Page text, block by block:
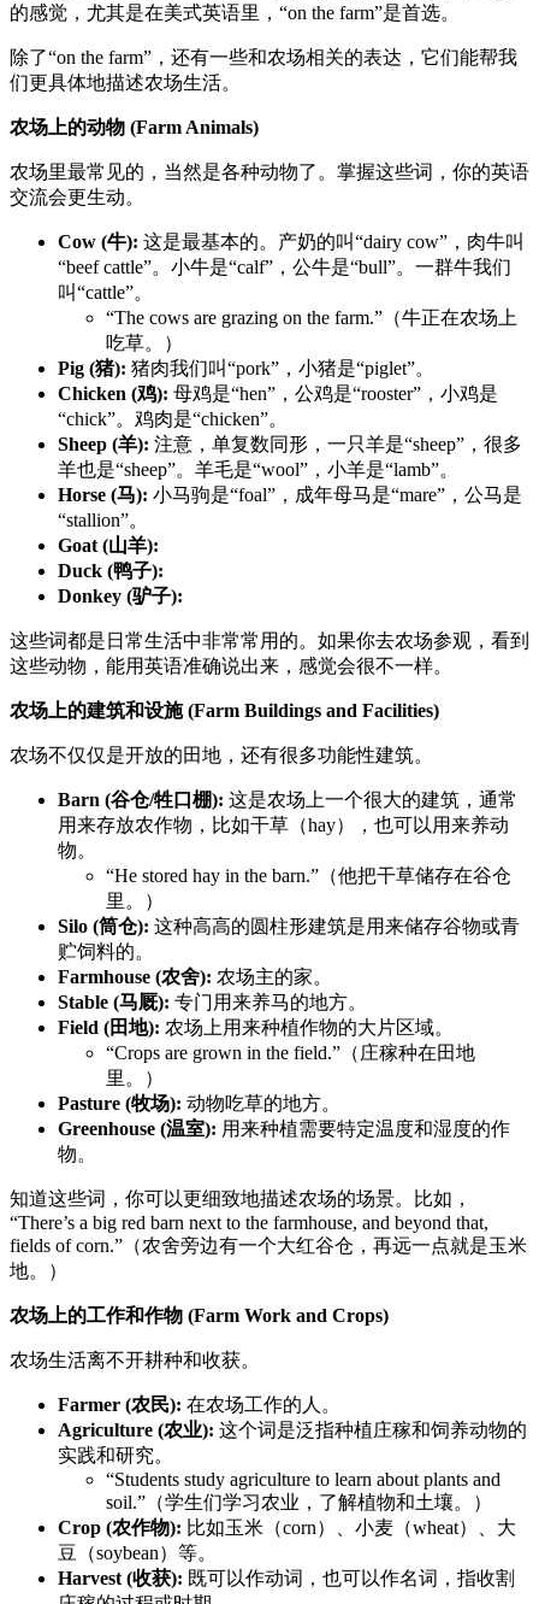
的感觉，尤其是在美式英语里，“on the farm”是首选。
除了“on the farm”，还有一些和农场相关的表达，它们能帮我
们更具体地描述农场生活。
农场上的动物 (Farm Animals)
农场里最常见的，当然是各种动物了。掌握这些词，你的英语
交流会更生动。
Cow (牛): 这是最基本的。产奶的叫“dairy cow”，肉牛叫
“beef cattle”。小牛是“calf”，公牛是“bull”。一群牛我们
叫“cattle”。
“The cows are grazing on the farm.”（牛正在农场上
吃草。）
Pig (猪): 猪肉我们叫“pork”，小猪是“piglet”。
Chicken (鸡): 母鸡是“hen”，公鸡是“rooster”，小鸡是
“chick”。鸡肉是“chicken”。
Sheep (羊): 注意，单复数同形，一只羊是“sheep”，很多
羊也是“sheep”。羊毛是“wool”，小羊是“lamb”。
Horse (马): 小马驹是“foal”，成年母马是“mare”，公马是
“stallion”。
Goat (山羊):
Duck (鸭子):
Donkey (驴子):
这些词都是日常生活中非常常用的。如果你去农场参观，看到
这些动物，能用英语准确说出来，感觉会很不一样。
农场上的建筑和设施 (Farm Buildings and Facilities)
农场不仅仅是开放的田地，还有很多功能性建筑。
Barn (谷仓/牲口棚): 这是农场上一个很大的建筑，通常
用来存放农作物，比如干草（hay），也可以用来养动
物。
“He stored hay in the barn.”（他把干草储存在谷仓
里。）
Silo (筒仓): 这种高高的圆柱形建筑是用来储存谷物或青
贮饲料的。
Farmhouse (农舍): 农场主的家。
Stable (马厩): 专门用来养马的地方。
Field (田地): 农场上用来种植作物的大片区域。
“Crops are grown in the field.”（庄稼种在田地
里。）
Pasture (牧场): 动物吃草的地方。
Greenhouse (温室): 用来种植需要特定温度和湿度的作
物。
知道这些词，你可以更细致地描述农场的场景。比如，
“There’s a big red barn next to the farmhouse, and beyond that,
fields of corn.”（农舍旁边有一个大红谷仓，再远一点就是玉米
地。）
农场上的工作和作物 (Farm Work and Crops)
农场生活离不开耕种和收获。
Farmer (农民): 在农场工作的人。
Agriculture (农业): 这个词是泛指种植庄稼和饲养动物的
实践和研究。
“Students study agriculture to learn about plants and
soil.”（学生们学习农业，了解植物和土壤。）
Crop (农作物): 比如玉米（corn）、小麦（wheat）、大
豆（soybean）等。
Harvest (收获): 既可以作动词，也可以作名词，指收割